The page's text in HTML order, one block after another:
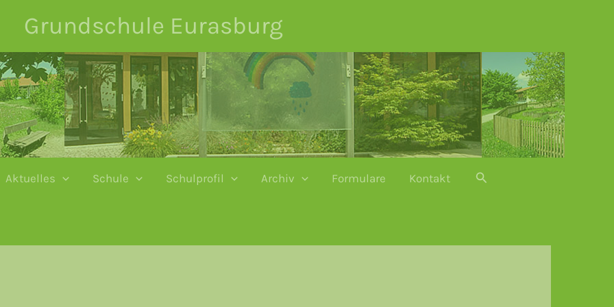
Grundschule Eurasburg
Aktuelles Schule Schulprofil Archiv Formulare Kontakt Suchen